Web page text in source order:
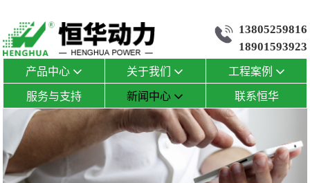
13805259816
18901593923
产品中心 关于我们
工程案例
服务与支持
新闻中心 联系恒华